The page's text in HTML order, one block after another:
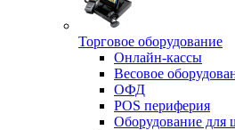
Торговое оборудование
Онлайн-кассы
Весовое
ОФД
POS периферия
Оборудование для